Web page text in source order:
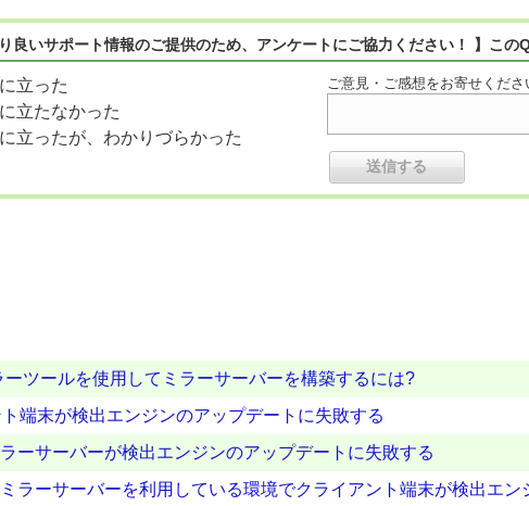
り良いサポート情報のご提供のため、アンケートにご協力ください！ 】この
立った
立たなかった
立ったが、わかりづらかった
ご意見・ご感想をお寄せくださ
ツールを使用してミラーサーバーを構築するには?
端末が検出エンジンのアップデートに失敗する
ーサーバーが検出エンジンのアップデートに失敗する
ラーサーバーを利用している環境でクライアント端末が検出エン